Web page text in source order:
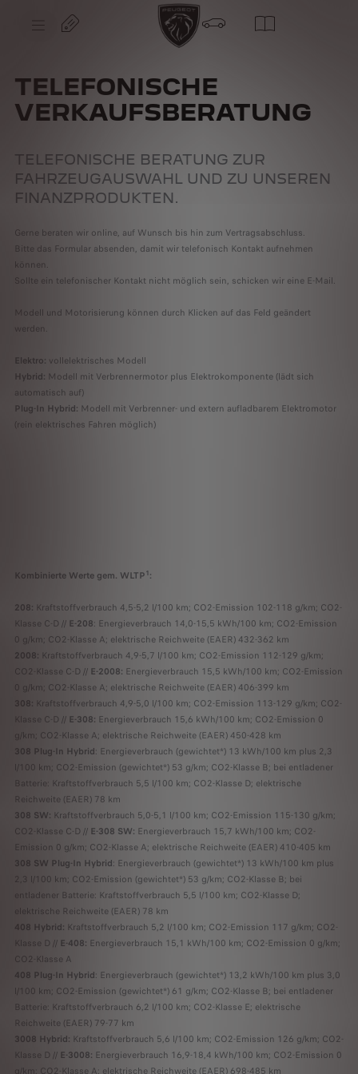
TELEFONISCHE
VERKAUFSBERATUNG
TELEFONISCHE BERATUNG ZUR
FAHRZEUGAUSWAHL UND ZU UNSEREN
FINANZPRODUKTEN.
Gerne beraten wir online, auf Wunsch bis hin zum Vertragsabschluss.
Bitte das Formular absenden, damit wir telefonisch Kontakt aufnehmen
können.
Sollte ein telefonischer Kontakt nicht möglich sein, schicken wir eine E-Mail.
Modell und Motorisierung können durch Klicken auf das Feld geändert
werden.
Elektro: vollelektrisches Modell
Hybrid: Modell mit Verbrennermotor plus Elektrokomponente (lädt sich
automatisch auf)
Plug-In Hybrid: Modell mit Verbrenner- und extern aufladbarem Elektromotor
(rein elektrisches Fahren möglich)
Kombinierte Werte gem. WLTP1:
208: Kraftstoffverbrauch 4,5-5,2 l/100 km; CO2-Emission 102-118 g/km; CO2-
Klasse C-D // E-208: Energieverbrauch 14,0-15,5 kWh/100 km; CO2-Emission
0 g/km; CO2-Klasse A; elektrische Reichweite (EAER) 432-362 km
2008: Kraftstoffverbrauch 4,9-5,7 l/100 km; CO2-Emission 112-129 g/km;
CO2-Klasse C-D // E-2008: Energieverbrauch 15,5 kWh/100 km; CO2-Emission
0 g/km; CO2-Klasse A; elektrische Reichweite (EAER) 406-399 km
308: Kraftstoffverbrauch 4,9-5,0 l/100 km; CO2-Emission 113-129 g/km; CO2-
Klasse C-D // E-308: Energieverbrauch 15,6 kWh/100 km; CO2-Emission 0
g/km; CO2-Klasse A; elektrische Reichweite (EAER) 450-428 km
308 Plug-In Hybrid: Energieverbrauch (gewichtet*) 13 kWh/100 km plus 2,3
l/100 km; CO2-Emission (gewichtet*) 53 g/km; CO2-Klasse B; bei entladener
Batterie: Kraftstoffverbrauch 5,5 l/100 km; CO2-Klasse D; elektrische
Reichweite (EAER) 78 km
308 SW: Kraftstoffverbrauch 5,0-5,1 l/100 km; CO2-Emission 115-130 g/km;
CO2-Klasse C-D // E-308 SW: Energieverbrauch 15,7 kWh/100 km; CO2-
Emission 0 g/km; CO2-Klasse A; elektrische Reichweite (EAER) 410-405 km
308 SW Plug-In Hybrid: Energieverbrauch (gewichtet*) 13 kWh/100 km plus
2,3 l/100 km; CO2-Emission (gewichtet*) 53 g/km; CO2-Klasse B; bei
entladener Batterie: Kraftstoffverbrauch 5,5 l/100 km; CO2-Klasse D;
elektrische Reichweite (EAER) 78 km
408 Hybrid: Kraftstoffverbrauch 5,2 l/100 km; CO2-Emission 117 g/km; CO2-
Klasse D // E-408: Energieverbrauch 15,1 kWh/100 km; CO2-Emission 0 g/km;
CO2-Klasse A
408 Plug-In Hybrid: Energieverbrauch (gewichtet*) 13,2 kWh/100 km plus 3,0
l/100 km; CO2-Emission (gewichtet*) 61 g/km; CO2-Klasse B; bei entladener
Batterie: Kraftstoffverbrauch 6,2 l/100 km; CO2-Klasse E; elektrische
Reichweite (EAER) 79-77 km
3008 Hybrid: Kraftstoffverbrauch 5,6 l/100 km; CO2-Emission 126 g/km; CO2-
Klasse D // E-3008: Energieverbrauch 16,9-18,4 kWh/100 km; CO2-Emission 0
g/km; CO2-Klasse A; elektrische Reichweite (EAER) 698-485 km